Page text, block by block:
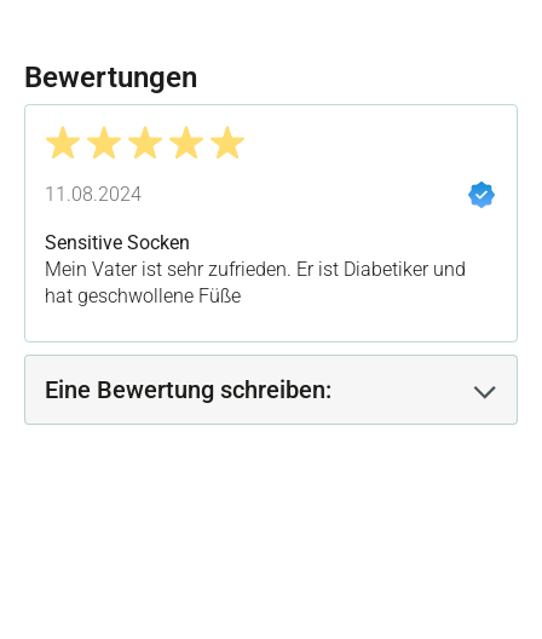
Bewertungen
Bewertung mit 5 von 5 Sternen
11.08.2024
Sensitive Socken
Mein Vater ist sehr zufrieden. Er ist Diabetiker und
hat geschwollene Füße
Eine Bewertung schreiben: